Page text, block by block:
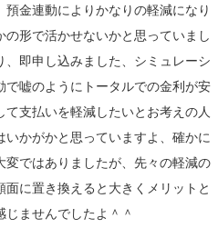
金連動によりかなりの軽減になり
の形で活かせないかと思っていまし
即申し込みました、シミュレーシ
で嘘のようにトータルでの金利が安
て支払いを軽減したいとお考えの人
かがかと思っていますよ、確かに
ではありましたが、先々の軽減の
に置き換えると大きくメリットと
ませんでしたよ＾＾